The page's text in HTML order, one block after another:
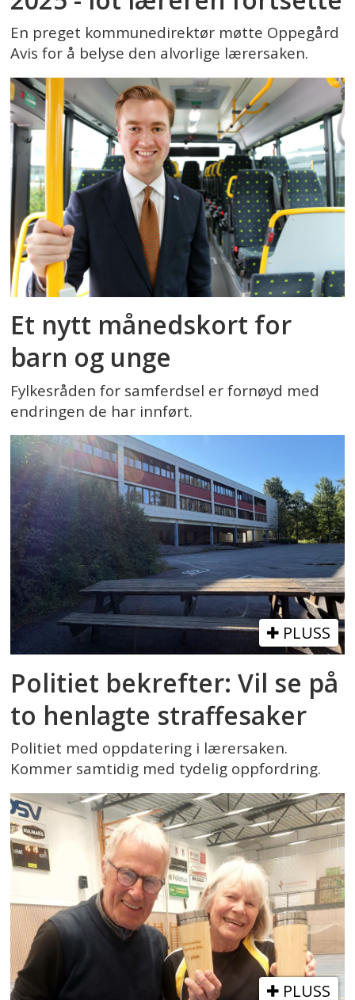
En preget kommunedirektør møtte Oppegård
Avis for å belyse den alvorlige lærersaken.
Et nytt månedskort for
barn og unge
Fylkesråden for samferdsel er fornøyd med
endringen de har innført.
PLUSS
Politiet bekrefter: Vil se på
to henlagte straffesaker
Politiet med oppdatering i lærersaken.
Kommer samtidig med tydelig oppfordring.
PLUSS